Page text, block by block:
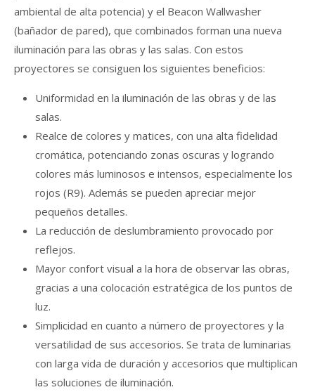
ambiental de alta potencia) y el Beacon Wallwasher
(bañador de pared), que combinados forman una nueva
iluminación para las obras y las salas. Con estos
proyectores se consiguen los siguientes beneficios:
Uniformidad en la iluminación de las obras y de las
salas.
Realce de colores y matices, con una alta fidelidad
cromática, potenciando zonas oscuras y logrando
colores más luminosos e intensos, especialmente los
rojos (R9). Además se pueden apreciar mejor
pequeños detalles.
La reducción de deslumbramiento provocado por
reflejos.
Mayor confort visual a la hora de observar las obras,
gracias a una colocación estratégica de los puntos de
luz.
Simplicidad en cuanto a número de proyectores y la
versatilidad de sus accesorios. Se trata de luminarias
con larga vida de duración y accesorios que multiplican
las soluciones de iluminación.